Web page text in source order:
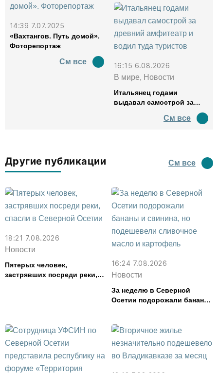
14:39 7.07.2025
«Вахтангов. Путь домой».
Фоторепортаж
См все
16:15 6.08.2026
В мире, Новости
Итальянец годами
выдавал самострой за
водил туда туристов
См все
Другие публикации См все
18:21 7.08.2026
Новости
Пятерых человек,
застрявших посреди реки,
16:24 7.08.2026
Новости
За неделю в Северной
Осетии подорожали бананы
картофель